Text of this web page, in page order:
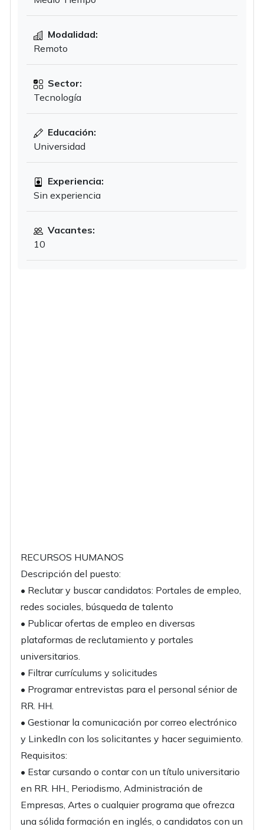
Modalidad:
Remoto
Sector:
Tecnología
Educación:
Universidad
Experiencia:
Sin experiencia
Vacantes:
10
RECURSOS HUMANOS
Descripción del puesto:
• Reclutar y buscar candidatos: Portales de empleo,
redes sociales, búsqueda de talento
• Publicar ofertas de empleo en diversas
plataformas de reclutamiento y portales
universitarios.
• Filtrar currículums y solicitudes
• Programar entrevistas para el personal sénior de
RR. HH.
• Gestionar la comunicación por correo electrónico
y LinkedIn con los solicitantes y hacer seguimiento.
Requisitos:
• Estar cursando o contar con un título universitario
en RR. HH., Periodismo, Administración de
Empresas, Artes o cualquier programa que ofrezca
una sólida formación en inglés, o candidatos con un